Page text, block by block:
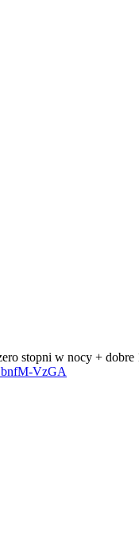
stopni w nocy +
VzGA